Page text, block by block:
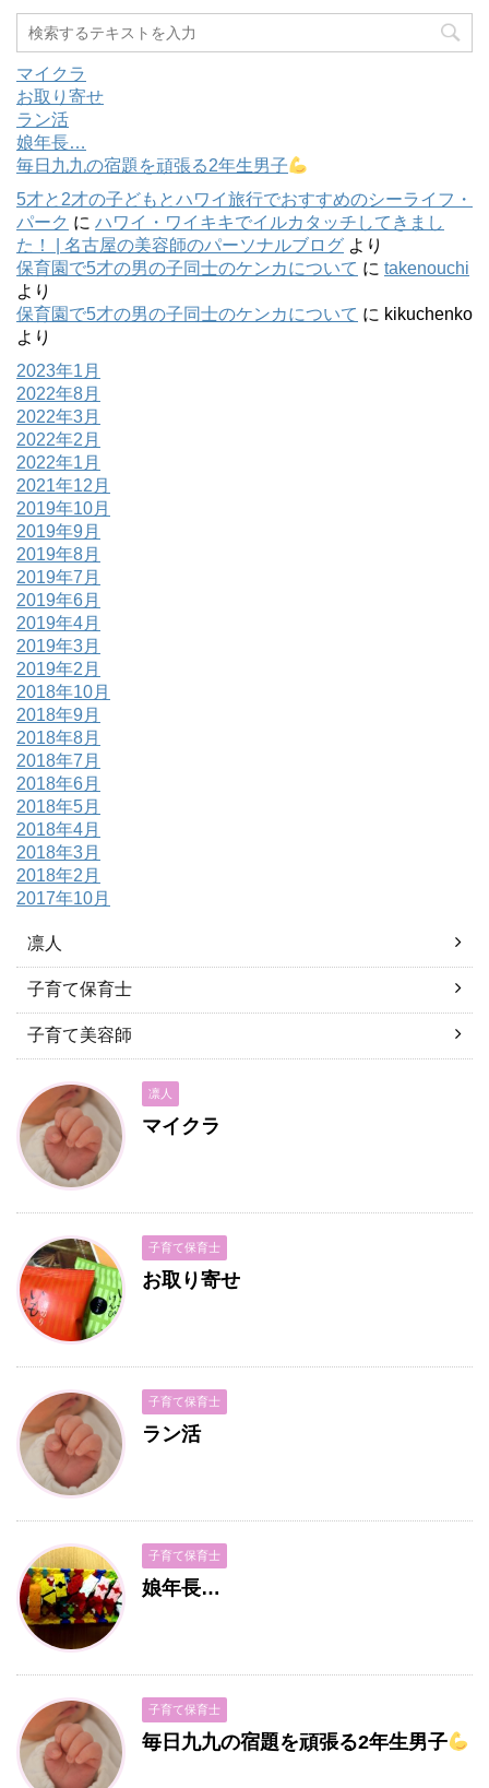
マイクラ
お取り寄せ
ラン活
娘年長…
毎日九九の宿題を頑張る2年生男子
5才と2才の子どもとハワイ旅行でおすすめのシーライフ・
パーク に ハワイ・ワイキキでイルカタッチしてきまし
た！ | 名古屋の美容師のパーソナルブログ より
保育園で5才の男の子同士のケンカについて に takenouchi
より
保育園で5才の男の子同士のケンカについて に kikuchenko
より
2023年1月
2022年8月
2022年3月
2022年2月
2022年1月
2021年12月
2019年10月
2019年9月
2019年8月
2019年7月
2019年6月
2019年4月
2019年3月
2019年2月
2018年10月
2018年9月
2018年8月
2018年7月
2018年6月
2018年5月
2018年4月
2018年3月
2018年2月
2017年10月
凛人
子育て保育士
子育て美容師
凛人
マイクラ
子育て保育士
お取り寄せ
子育て保育士
ラン活
子育て保育士
娘年長…
子育て保育士
毎日九九の宿題を頑張る2年生男子